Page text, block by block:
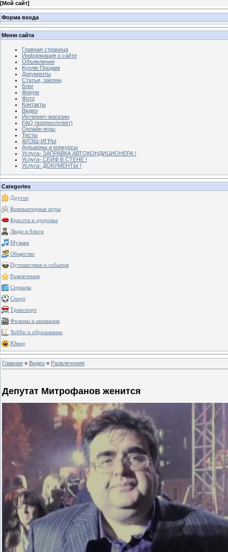
[Мой сайт]
Форма входа
Меню сайта
Главная страница
Информация о сайте
Объявления
Куплю Продам
Документы
Статьи, законы
Блог
Форум
Фото
Контакты
Видео
Интернет-магазин
FAQ (вопрос/ответ)
Онлайн игры
Тесты
ФЛЭШ-ИГРЫ
Аукционы и конкурсы
Услуга- ЗАПРАВКА АВТОКОНДИЦИОНЕРА !
Услуга- СЕЙФ В СТЕНЕ !
Услуга- ДОКУМЕНТЫ !
Categories
Другое
Компьютерные игры
Красота и здоровье
Люди и блоги
Музыка
Общество
Путешествия и события
Развлечения
Сериалы
Спорт
Транспорт
Фильмы и анимация
Хобби и образование
Юмор
Главная » Видео » Развлечения
Депутат Митрофанов женится